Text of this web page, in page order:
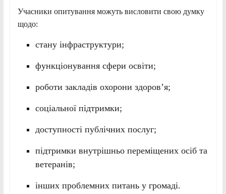
Учасники опитування можуть висловити свою думку
щодо:
стану інфраструктури;
функціонування сфери освіти;
роботи закладів охорони здоров’я;
соціальної підтримки;
доступності публічних послуг;
підтримки внутрішньо переміщених осіб та
ветеранів;
інших проблемних питань у громаді.